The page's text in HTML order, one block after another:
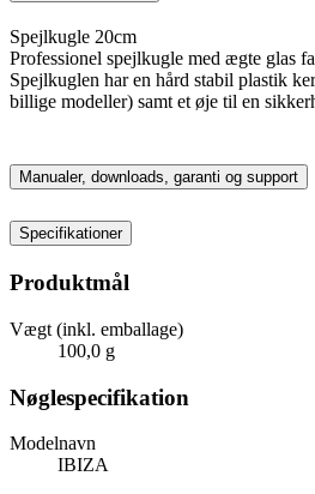
Spejlkugle 20cm
Professionel spejlkugle med ægte glas
Spejlkuglen har en hård stabil plastik
billige modeller) samt et øje til en
Manualer, downloads, garanti og support
Specifikationer
Produktmål
Vægt (inkl. emballage)
100,0 g
Nøglespecifikation
Modelnavn
IBIZA